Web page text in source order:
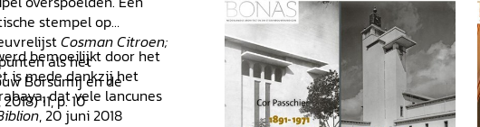
stempel op
Cosman Citroen;
als het
Borsumij en de
11, p. 10
bemoeilijkt door het
is mede dankzij het
dat vele lancunes
, 20 juni 2018